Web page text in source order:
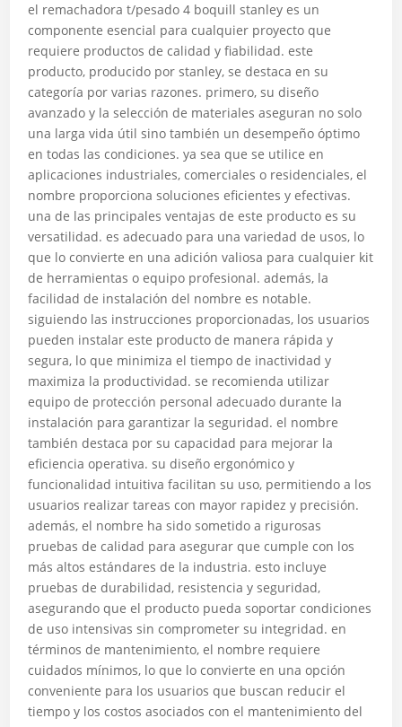
el remachadora t/pesado 4 boquill stanley es un
componente esencial para cualquier proyecto que
requiere productos de calidad y fiabilidad. este
producto, producido por stanley, se destaca en su
categoría por varias razones. primero, su diseño
avanzado y la selección de materiales aseguran no solo
una larga vida útil sino también un desempeño óptimo
en todas las condiciones. ya sea que se utilice en
aplicaciones industriales, comerciales o residenciales, el
nombre proporciona soluciones eficientes y efectivas.
una de las principales ventajas de este producto es su
versatilidad. es adecuado para una variedad de usos, lo
que lo convierte en una adición valiosa para cualquier kit
de herramientas o equipo profesional. además, la
facilidad de instalación del nombre es notable.
siguiendo las instrucciones proporcionadas, los usuarios
pueden instalar este producto de manera rápida y
segura, lo que minimiza el tiempo de inactividad y
maximiza la productividad. se recomienda utilizar
equipo de protección personal adecuado durante la
instalación para garantizar la seguridad. el nombre
también destaca por su capacidad para mejorar la
eficiencia operativa. su diseño ergonómico y
funcionalidad intuitiva facilitan su uso, permitiendo a los
usuarios realizar tareas con mayor rapidez y precisión.
además, el nombre ha sido sometido a rigurosas
pruebas de calidad para asegurar que cumple con los
más altos estándares de la industria. esto incluye
pruebas de durabilidad, resistencia y seguridad,
asegurando que el producto pueda soportar condiciones
de uso intensivas sin comprometer su integridad. en
términos de mantenimiento, el nombre requiere
cuidados mínimos, lo que lo convierte en una opción
conveniente para los usuarios que buscan reducir el
tiempo y los costos asociados con el mantenimiento del